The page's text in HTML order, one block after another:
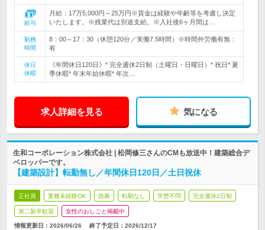
給与
月給：17万5,000円～25万円※賃金は経験や年齢等を考慮し決定
いたします。※残業代は別途支給。※入社後6ヶ月間は…
勤務
時間
8：00～17：30（休憩120分／実働7.5時間）※時間外労働有無：
有
休日
休暇
《年間休日120日》* 完全週休2日制（土曜日・日曜日）* 祝日* 夏
季休暇* 年末年始休暇* 年次…
求人詳細を見る 気になる
生和コーポレーション株式会社 | 松岡修三さんのCMも放送中！建築総合デ
ベロッパーです。
【建築設計】転勤無し／年間休日120日／土日祝休
正社員 業種未経験OK 急募 転勤なし 学歴不問 完全週休2日制
第二新卒歓迎 女性のおしごと掲載中
情報更新日：2026/06/26 終了予定日： 2026/12/17